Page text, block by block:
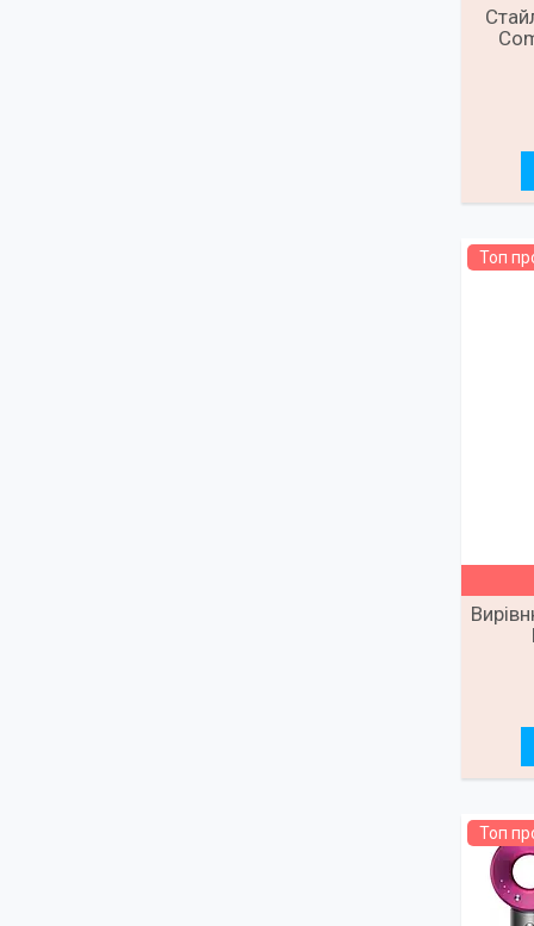
Топ
Топ